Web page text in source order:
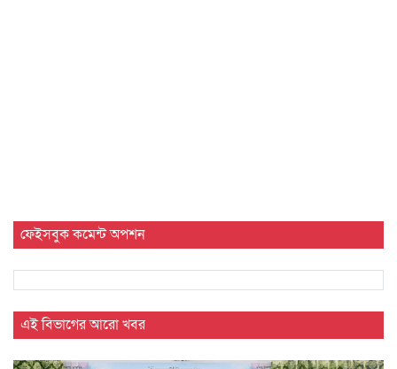
ফেইসবুক কমেন্ট অপশন
এই বিভাগের আরো খবর